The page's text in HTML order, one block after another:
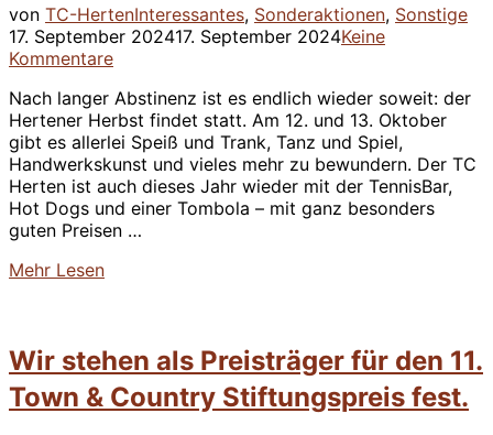
von TC-HertenInteressantes, Sonderaktionen, Sonstige
17. September 202417. September 2024Keine
Kommentare
Nach langer Abstinenz ist es endlich wieder soweit: der
Hertener Herbst findet statt. Am 12. und 13. Oktober
gibt es allerlei Speiß und Trank, Tanz und Spiel,
Handwerkskunst und vieles mehr zu bewundern. Der TC
Herten ist auch dieses Jahr wieder mit der TennisBar,
Hot Dogs und einer Tombola – mit ganz besonders
guten Preisen …
Mehr über
Lesen
Wir stehen als Preisträger für den 11.
Town & Country Stiftungspreis fest.